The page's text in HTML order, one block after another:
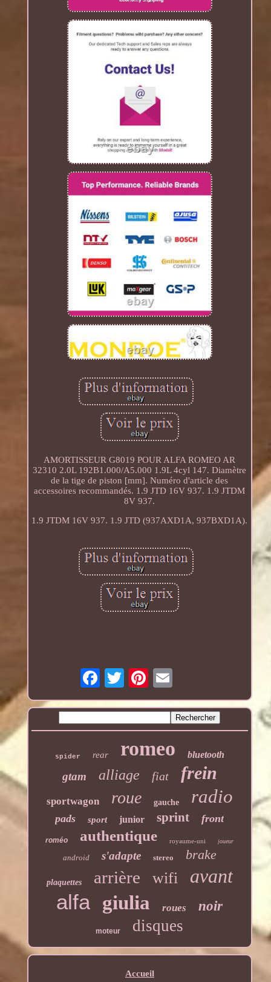
AMORTISSEUR G8019 POUR ALFA ROMEO AR
32310 2.0L 192B1.000/A5.000 1.9L 4cyl 147. Diamètre
de la tige de piston [mm]. Numéro d'article des
accessoires recommandés. 1.9 JTD 16V 937. 1.9 JTDM
8V 937.
1.9 JTDM 16V 937. 1.9 JTD (937AXD1A, 937BXD1A).
spider rear romeo bluetooth
gtam alliage fiat frein
sportwagon roue gauche radio
pads sport junior sprint front
roméo authentique royaume-uni joueur
android s'adapte stereo brake
plaquettes arrière wifi avant
alfa giulia roues noir
moteur disques
Accueil